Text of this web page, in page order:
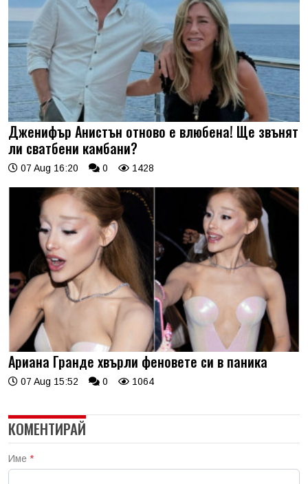
Дженифър Анистън отново е влюбена! Ще звънят
ли сватбени камбани?
07 Aug 16:20 0 1428
Ариана Гранде хвърли феновете си в паника
07 Aug 15:52 0 1064
КОМЕНТИРАЙ
Име *